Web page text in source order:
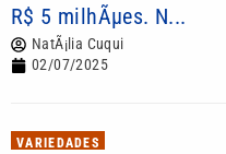
R$ 5 milhÃµes. N...
NatÃ¡lia Cuqui
02/07/2025
VARIEDADES